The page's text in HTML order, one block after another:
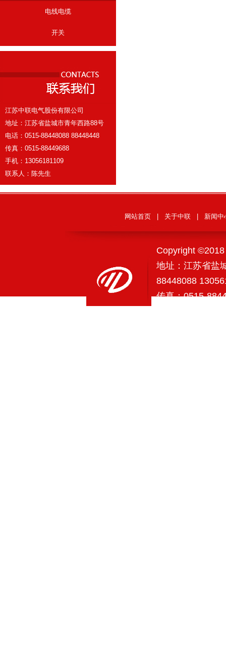
电线电缆
开关
江苏中联电气股份有限公司
地址：江苏省盐城市青年西路88号
电话：0515-88448088 88448448
传真：0515-88449688
手机：13056181109
联系人：陈先生
网站首页 关于中联 新闻中
Copyright
地址：江苏省盐
88448088
传真：0515-